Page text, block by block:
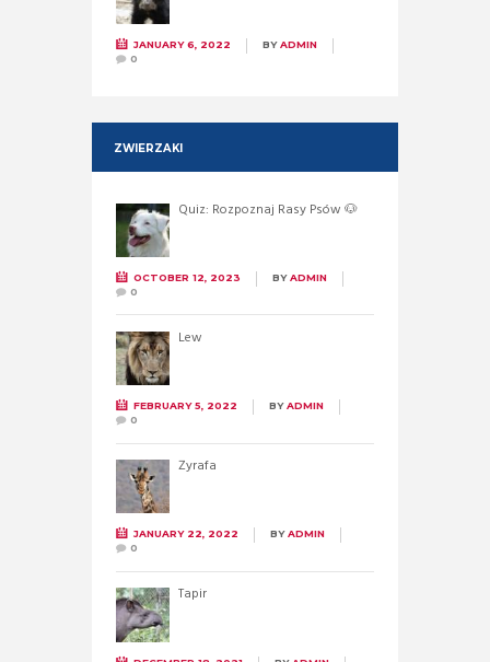
JANUARY 6, 2022 BYADMIN
0
ZWIERZAKI
Quiz: Rozpoznaj Rasy Psów 🐶
OCTOBER 12, 2023 BYADMIN
0
Lew
FEBRUARY 5, 2022 BYADMIN
0
Żyrafa
JANUARY 22, 2022 BYADMIN
0
Tapir